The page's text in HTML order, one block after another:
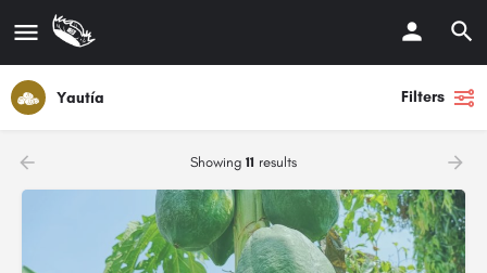
Yautía Filters
Showing 11 results